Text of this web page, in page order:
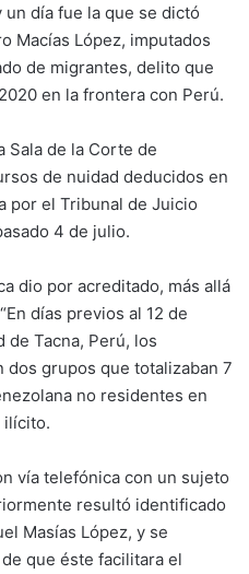
un día fue la que se dictó
Macías López, imputados
de migrantes, delito que
en la frontera con Perú.
Sala de la Corte de
de nuidad deducidos en
por el Tribunal de Juicio
4 de julio.
dio por acreditado, más allá
días previos al 12 de
de Tacna, Perú, los
grupos que totalizaban 7
no residentes en
ilícito.
vía telefónica con un sujeto
resultó identificado
Masías López, y se
que éste facilitara el